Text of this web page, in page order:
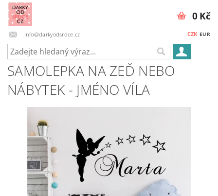
info@darkyodsrdce.cz CZK EUR
0 Kč
SAMOLEPKA NA ZEĎ NEBO
NÁBYTEK - JMÉNO VÍLA